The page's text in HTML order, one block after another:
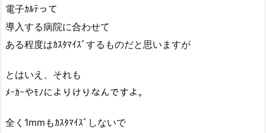
電子ｶﾙﾃって
導入する病院に合わせて
ある程度はｶｽﾀﾏｲｽﾞするものだと思いますが
とはいえ、それも
ﾒｰｶｰやﾓﾉによりけりなんですよ。
全く1mmもｶｽﾀﾏｲｽﾞしないで